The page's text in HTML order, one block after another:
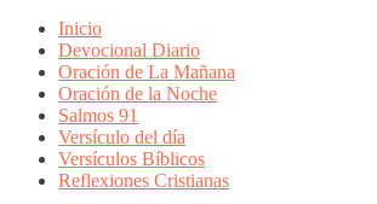
Inicio
Devocional Diario
Oración de La Mañana
Oración de la Noche
Salmos 91
Versículo del día
Versículos Bíblicos
Reflexiones Cristianas